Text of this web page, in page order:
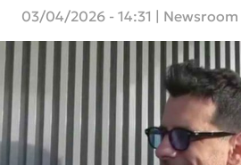
03/04/2026 - 14:31 Newsroom